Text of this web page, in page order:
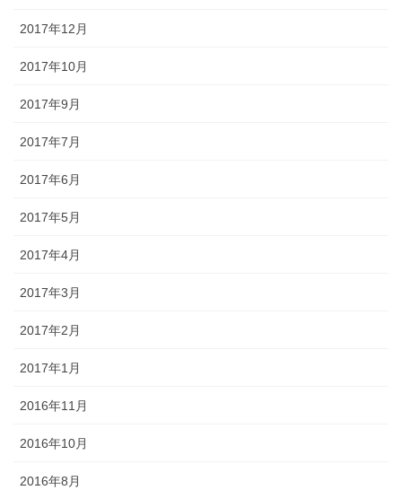
2017年12月
2017年10月
2017年9月
2017年7月
2017年6月
2017年5月
2017年4月
2017年3月
2017年2月
2017年1月
2016年11月
2016年10月
2016年8月